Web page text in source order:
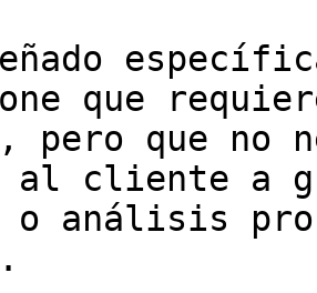
que
pero que no
cliente a
o análisis